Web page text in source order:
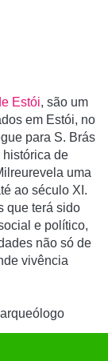
Estói, são um
em Estói, no
para S. Brás
de
uma
ao século XI.
que terá sido
e político,
não só de
vivência